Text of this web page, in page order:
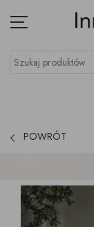
Menu
Szukaj produktów
POWRÓT